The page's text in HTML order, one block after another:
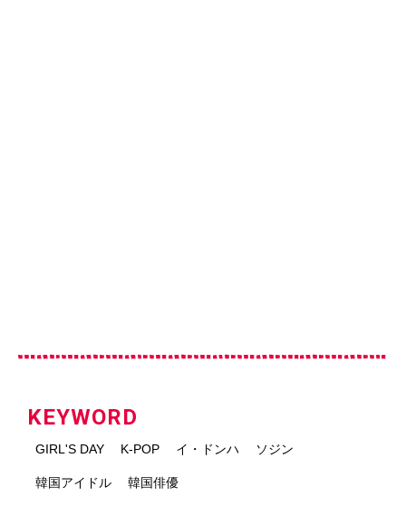
KEYWORD
GIRL'S DAY K-POP イ・ドンハ ソジン
韓国アイドル 韓国俳優